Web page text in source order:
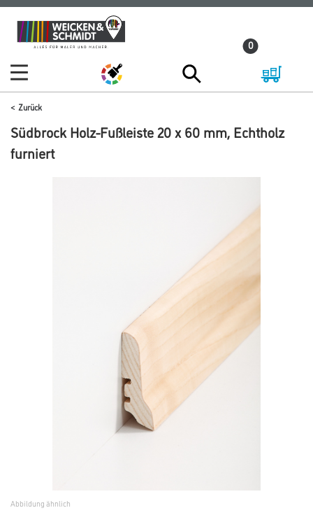
Zum
Inhalt
Zum
Navigationsmenü
0
Zurück
Südbrock Holz-Fußleiste 20 x 60 mm, Echtholz
furniert
Abbildung ähnlich